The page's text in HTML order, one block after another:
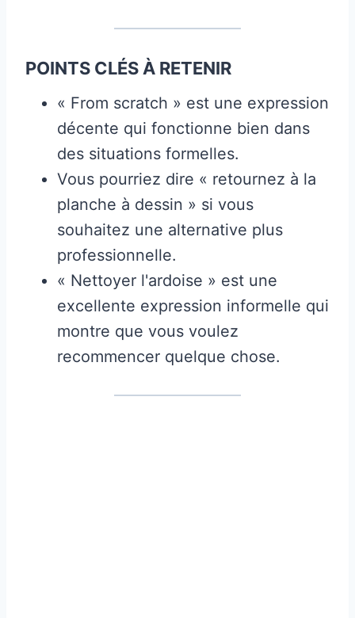
POINTS CLÉS À RETENIR
« From scratch » est une expression
décente qui fonctionne bien dans
des situations formelles.
Vous pourriez dire « retournez à la
planche à dessin » si vous
souhaitez une alternative plus
professionnelle.
« Nettoyer l'ardoise » est une
excellente expression informelle qui
montre que vous voulez
recommencer quelque chose.